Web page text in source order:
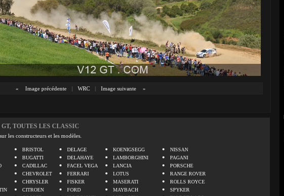
« Image précédente | WRC | Image suivante »
TOUTES LES CLASSIC
les constructeurs et les modèles.
BRISTOL
BUGATTI
CADILLAC
CHEVROLET
CHRYSLER
CITROEN
DELAGE
DELAHAYE
FACEL VEGA
FERRARI
FISKER
FORD
KOENIGSEGG
LAMBORGHINI
LANCIA
LOTUS
MASERATI
MAYBACH
NISSAN
PAGANI
PORSCHE
RANGE ROVER
ROLLS ROYCE
SPYKER